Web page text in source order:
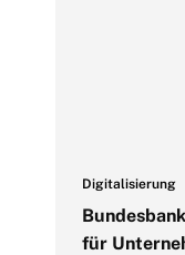
Digitalisierung
für